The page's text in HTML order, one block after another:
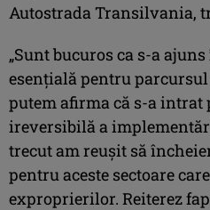
Autostrada Transilvania,
„Sunt bucuros ca s-a
esențială pentru
putem afirma că s-a intrat
ireversibilă a
trecut am reușit să
pentru aceste sectoare
exproprierilor. Reiterez